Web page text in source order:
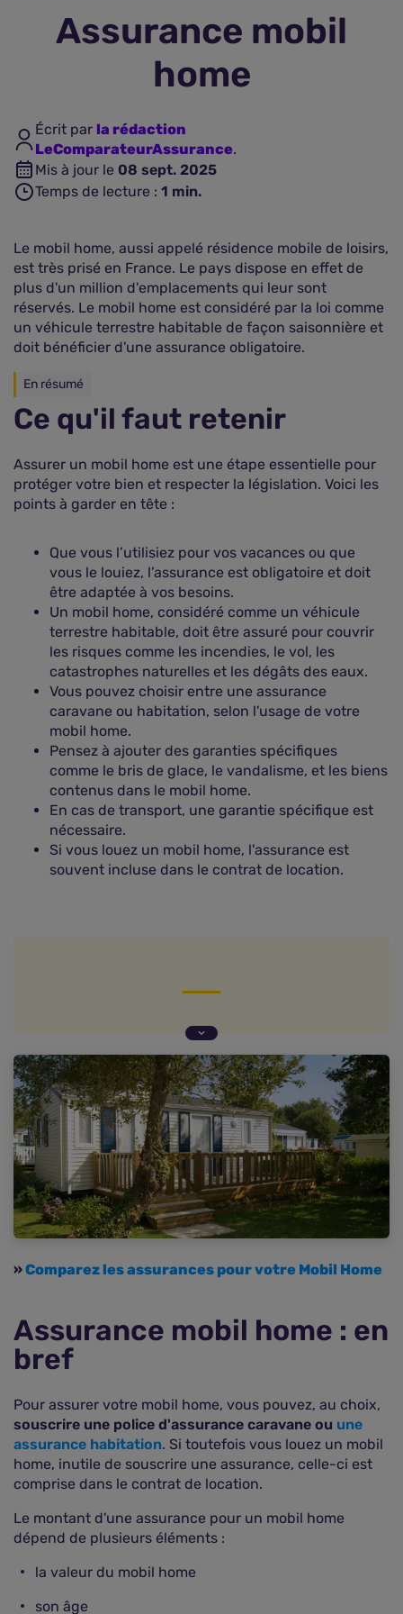
Assurance vie
Assurance mobil
home
Écrit par la rédaction
LeComparateurAssurance.
Mis à jour le 08 sept. 2025
Temps de lecture : 1 min.
Le mobil home, aussi appelé résidence mobile de loisirs,
est très prisé en France. Le pays dispose en effet de
plus d'un million d'emplacements qui leur sont
réservés. Le mobil home est considéré par la loi comme
un véhicule terrestre habitable de façon saisonnière et
doit bénéficier d'une assurance obligatoire.
En résumé
Ce qu'il faut retenir
Assurer un mobil home est une étape essentielle pour
protéger votre bien et respecter la législation. Voici les
points à garder en tête :
Que vous l’utilisiez pour vos vacances ou que
vous le louiez, l’assurance est obligatoire et doit
être adaptée à vos besoins.
Un mobil home, considéré comme un véhicule
terrestre habitable, doit être assuré pour couvrir
les risques comme les incendies, le vol, les
catastrophes naturelles et les dégâts des eaux.
Vous pouvez choisir entre une assurance
caravane ou habitation, selon l'usage de votre
mobil home.
Pensez à ajouter des garanties spécifiques
comme le bris de glace, le vandalisme, et les biens
contenus dans le mobil home.
En cas de transport, une garantie spécifique est
nécessaire.
Si vous louez un mobil home, l'assurance est
souvent incluse dans le contrat de location.
Assurance mobil home : les garanties
»Comparez les assurances pour votre Mobil Home
Assurance mobil home : en
bref
Pour assurer votre mobil home, vous pouvez, au choix,
souscrire une police d'assurance caravane ou une
assurance habitation. Si toutefois vous louez un mobil
home, inutile de souscrire une assurance, celle-ci est
comprise dans le contrat de location.
Le montant d'une assurance pour un mobil home
dépend de plusieurs éléments :
la valeur du mobil home
son âge